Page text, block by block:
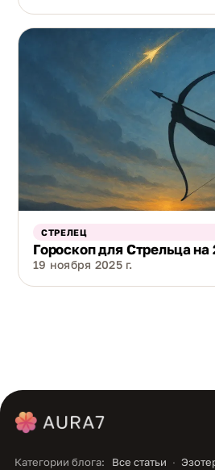
СТРЕЛЕЦ
Гороскоп для Стрельца на
19 ноября 2025 г.
Категории блога: Все статьи